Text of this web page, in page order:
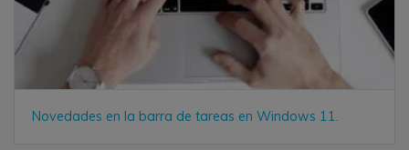
Novedades en la barra de tareas en Windows 11.